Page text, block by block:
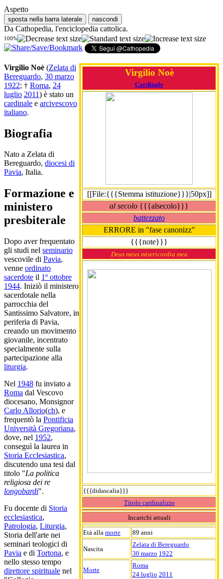
Aspetto
sposta nella barra laterale nascondi
Da Cathopedia, l'enciclopedia cattolica.
100%
Virgilio Noè
Cardinale
[[File:{{{Stemma istituzione}}}|50px]]
al secolo {{{alsecolo}}}
battezzato
ERRORE in "fase canonizz"
{{{note}}}
Deus meus misericordia mea
{{{didascalia}}}
Titolo cardinalizio
Incarichi attuali
Età alla morte 89 anni
Nascita
Zelata di Bereguardo
30 marzo 1922
Morte
Roma
24 luglio 2011
Virgilio Noè (Zelata di
Bereguardo, 30 marzo
1922; † Roma, 24
luglio 2011) è stato un
cardinale e arcivescovo
italiano.
Biografia
Nato a Zelata di
Bereguardo, diocesi di
Pavia, Italia.
Formazione e
ministero
presbiterale
Dopo aver frequentato
gli studi nel seminario
vescovile di Pavia,
venne ordinato
sacerdote il 1º ottobre
1944. Iniziò il ministero
sacerdotale nella
parrocchia del
Santissimo Salvatore, in
periferia di Pavia,
creando un movimento
giovanile, incentrato
specialmente sulla
partecipazione alla
liturgia.
Nel 1948 fu inviato a
Roma dal Vescovo
diocesano, Monsignor
Carlo Allorio(ch), e
frequentò la Pontificia
Università Gregoriana,
dove, nel 1952,
conseguì la laurea in
Storia Ecclesiastica,
discutendo una tesi dal
titolo "La politica
religiosa dei re
longobardi".
Fu docente di Storia
ecclesiastica,
Patrologia, Liturgia,
Storia dell'arte nei
seminari teologici di
Pavia e di Tortona, e
nello stesso tempo
direttore spirituale nel